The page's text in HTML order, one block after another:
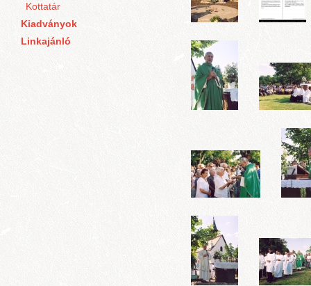
Kottatár
Kiadványok
Linkajánló